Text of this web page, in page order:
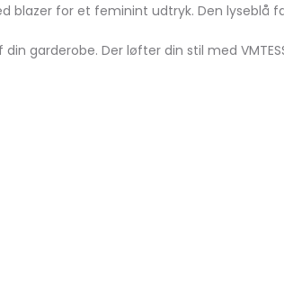
for et feminint udtryk. Den lyseblå
garderobe. Der løfter din stil med